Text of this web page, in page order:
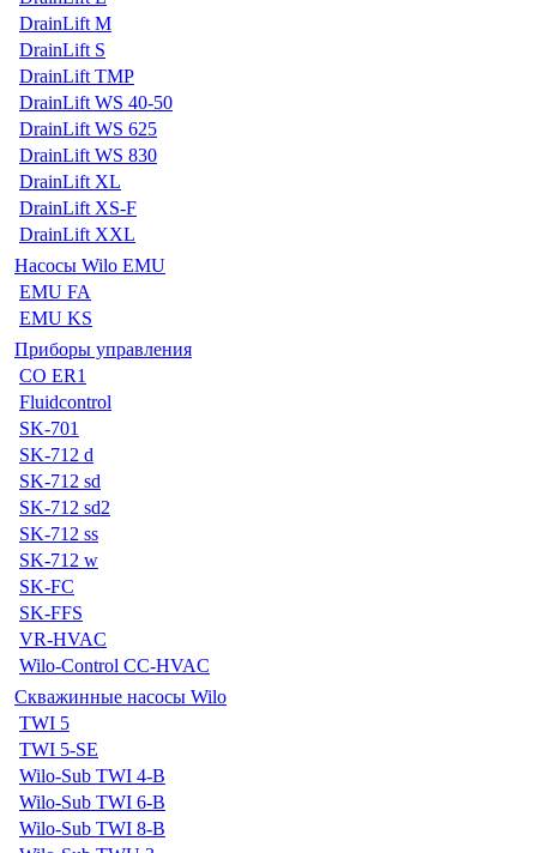
DrainLift M
DrainLift S
DrainLift TMP
DrainLift WS 40-50
DrainLift WS 625
DrainLift WS 830
DrainLift XL
DrainLift XS-F
DrainLift XXL
Насосы Wilo EMU
EMU FA
EMU KS
Приборы управления
CO ER1
Fluidcontrol
SK-701
SK-712 d
SK-712 sd
SK-712 sd2
SK-712 ss
SK-712 w
SK-FC
SK-FFS
VR-HVAC
Wilo-Control CC-HVAC
Скважинные насосы Wilo
TWI 5
TWI 5-SE
Wilo-Sub TWI 4-B
Wilo-Sub TWI 6-B
Wilo-Sub TWI 8-B